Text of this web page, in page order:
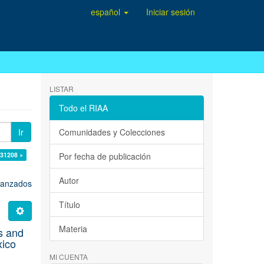
español Iniciar sesión
Ir
×
and
LISTAR
Todo el RIAA
Comunidades y Colecciones
Por fecha de publicación
Autor
Título
Materia
MI CUENTA